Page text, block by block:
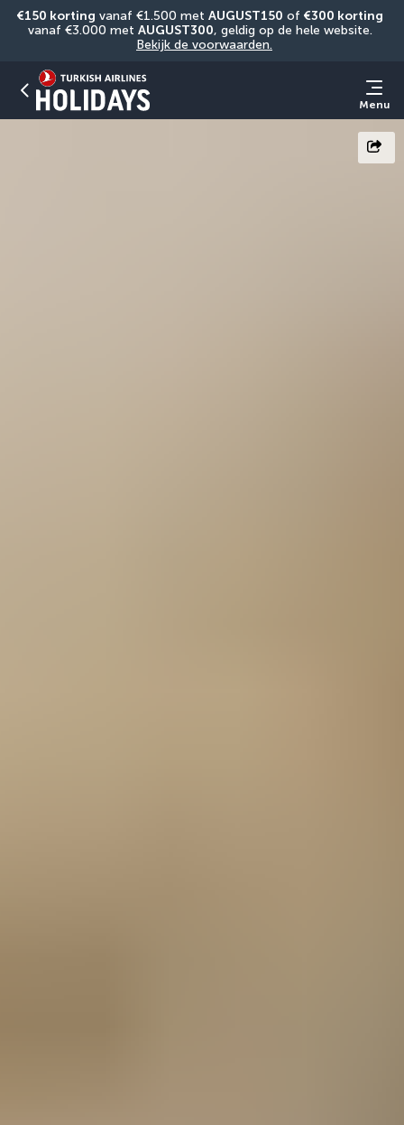
€150 korting vanaf €1.500 met AUGUST150 of €300 korting
vanaf €3.000 met AUGUST300
Bekijk de voorwaarden.
Menu